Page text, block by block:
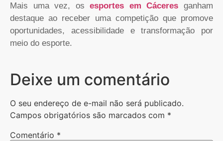
Mais uma vez, osesportes em Cáceres ganham
destaque ao receber uma competição que promove
oportunidades, acessibilidade e transformação por
meio do esporte.
Deixe um comentário
O seu endereço de e-mail não será publicado.
Campos obrigatórios são marcados com *
Comentário *